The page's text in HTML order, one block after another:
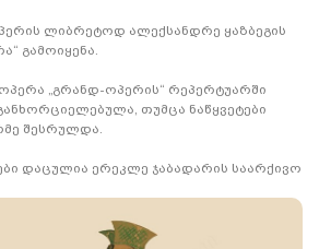
ლიბრეტოდ ალექსანდრე ყაზბეგის
გამოიყენა.
ოპერა „გრანდ-ოპერის“ რეპერტუარში
თუმცა ნაწყვეტები
შესრულდა.
დაცულია ერეკლე ჯაბადარის საარქივო